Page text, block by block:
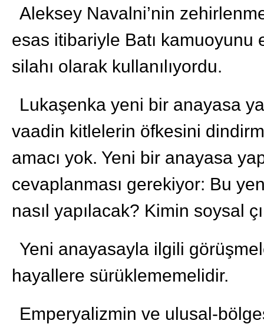
Aleksey Navalni’nin
esas itibariyle Batı
silahı olarak kullanılıyordu.
Lukaşenka yeni bir anayasa
vaadin kitlelerin öfkesini
amacı yok. Yeni bir anayasa
cevaplanması gerekiyor: Bu
nasıl yapılacak? Kimin soysal
Yeni anayasayla ilgili
hayallere sürüklememelidir.
Emperyalizmin ve ulusal-